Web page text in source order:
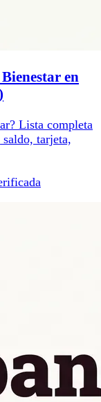
en
Lista completa
tarjeta,